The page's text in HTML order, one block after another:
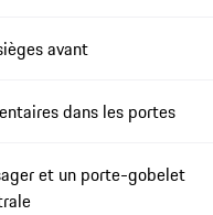
avant
dans les portes
et un porte-gobelet